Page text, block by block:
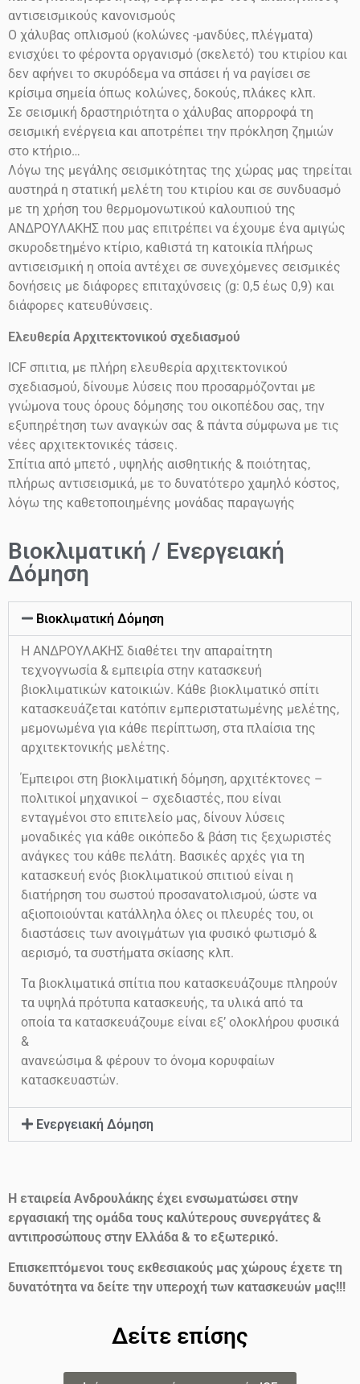
αντισεισμικούς κανονισμούς
Ο χάλυβας οπλισμού (κολώνες -μανδύες, πλέγματα)
ενισχύει το φέροντα οργανισμό (σκελετό) του κτιρίου και
δεν αφήνει το σκυρόδεμα να σπάσει ή να ραγίσει σε
κρίσιμα σημεία όπως κολώνες, δοκούς, πλάκες κλπ.
Σε σεισμική δραστηριότητα ο χάλυβας απορροφά τη
σεισμική ενέργεια και αποτρέπει την πρόκληση ζημιών
στο κτήριο…
Λόγω της μεγάλης σεισμικότητας της χώρας μας τηρείται
αυστηρά η στατική μελέτη του κτιρίου και σε συνδυασμό
με τη χρήση του θερμομονωτικού καλουπιού της
ΑΝΔΡΟΥΛΑΚΗΣ που μας επιτρέπει να έχουμε ένα αμιγώς
σκυροδετημένο κτίριο, καθιστά τη κατοικία πλήρως
αντισεισμική η οποία αντέχει σε συνεχόμενες σεισμικές
δονήσεις με διάφορες επιταχύνσεις (g: 0,5 έως 0,9) και
διάφορες κατευθύνσεις.
Ελευθερία Αρχιτεκτονικού σχεδιασμού
ICF σπιτια, με πλήρη ελευθερία αρχιτεκτονικού
σχεδιασμού, δίνουμε λύσεις που προσαρμόζονται με
γνώμονα τους όρους δόμησης του οικοπέδου σας, την
εξυπηρέτηση των αναγκών σας & πάντα σύμφωνα με τις
νέες αρχιτεκτονικές τάσεις.
Σπίτια από μπετό , υψηλής αισθητικής & ποιότητας,
πλήρως αντισεισμικά, με το δυνατότερο χαμηλό κόστος,
λόγω της καθετοποιημένης μονάδας παραγωγής
Βιοκλιματική / Ενεργειακή
Δόμηση
Βιοκλιματική Δόμηση
Η ΑΝΔΡΟΥΛΑΚΗΣ διαθέτει την απαραίτητη
τεχνογνωσία & εμπειρία στην κατασκευή
βιοκλιματικών κατοικιών. Κάθε βιοκλιματικό σπίτι
κατασκευάζεται κατόπιν εμπεριστατωμένης μελέτης,
μεμονωμένα για κάθε περίπτωση, στα πλαίσια της
αρχιτεκτονικής μελέτης.
Έμπειροι στη βιοκλιματική δόμηση, αρχιτέκτονες –
πολιτικοί μηχανικοί – σχεδιαστές, που είναι
ενταγμένοι στο επιτελείο μας, δίνουν λύσεις
μοναδικές για κάθε οικόπεδο & βάση τις ξεχωριστές
ανάγκες του κάθε πελάτη. Βασικές αρχές για τη
κατασκευή ενός βιοκλιματικού σπιτιού είναι η
διατήρηση του σωστού προσανατολισμού, ώστε να
αξιοποιούνται κατάλληλα όλες οι πλευρές του, οι
διαστάσεις των ανοιγμάτων για φυσικό φωτισμό &
αερισμό, τα συστήματα σκίασης κλπ.
Τα βιοκλιματικά σπίτια που κατασκευάζουμε πληρούν
τα υψηλά πρότυπα κατασκευής, τα υλικά από τα
οποία τα κατασκευάζουμε είναι εξ’ ολοκλήρου φυσικά
&
ανανεώσιμα & φέρουν το όνομα κορυφαίων
κατασκευαστών.
Ενεργειακή Δόμηση
Η εταιρεία Ανδρουλάκης έχει ενσωματώσει στην
εργασιακή της ομάδα τους καλύτερους συνεργάτες &
αντιπροσώπους στην Ελλάδα & το εξωτερικό.
Επισκεπτόμενοι τους εκθεσιακούς μας χώρους έχετε τη
δυνατότητα να δείτε την υπεροχή των κατασκευών μας!!!
Δείτε επίσης